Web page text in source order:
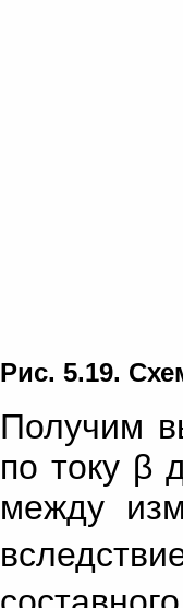
Рис. 5.19.
Получим
по току β
между